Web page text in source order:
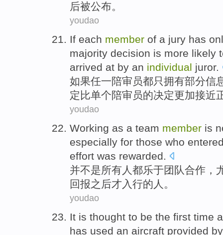
后被公布。
youdao
If each member of a jury has
majority decision is more likely
arrived at by an individual juror.
如果任一陪审员都只拥有部分信
定 比单个陪审员的决定更加接近
youdao
Working as a team member is
especially for those who
effort was rewarded.
并不是所有人 都乐于团队合作 ，
回报之后才入行的人。
youdao
It is thought to be the first time
has used an aircraft provided